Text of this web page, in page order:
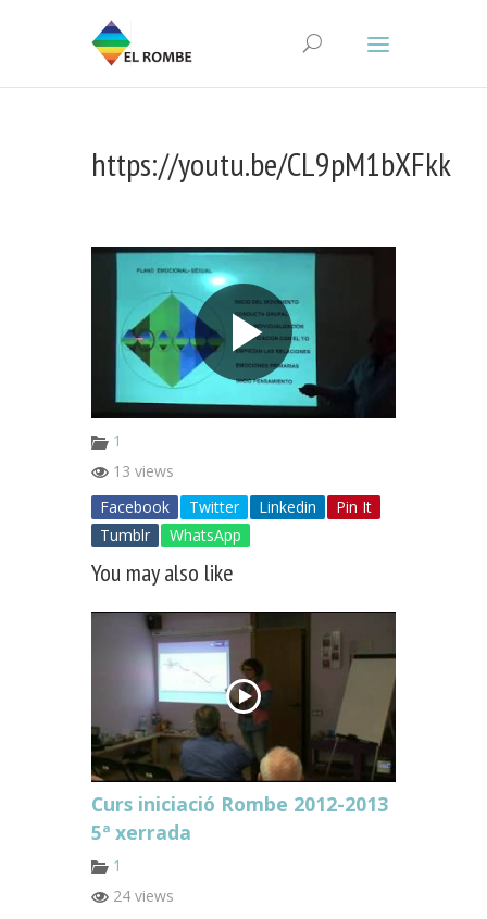
https://youtu.be/CL9pM1bXFkk
1
13 views
Facebook
Twitter Linkedin
Pin It
Tumblr
WhatsApp
You may also like
Curs iniciació Rombe 2012-2013
5ª xerrada
1
24 views